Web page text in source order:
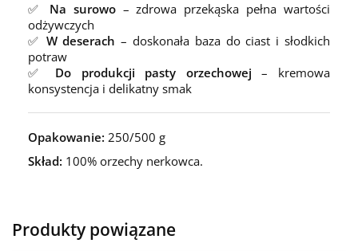
✅ Na surowo– zdrowa przekąska pełna wartości
odżywczych
✅ W deserach – doskonała baza do ciast i słodkich
potraw
✅ Do produkcji pasty orzechowej – kremowa
konsystencja i delikatny smak
Opakowanie: 250/500 g
Skład: 100% orzechy nerkowca.
Produkty powiązane